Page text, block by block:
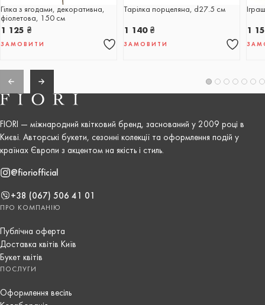
Гілка з ягодами, декоративна,
фіолетова, 150 см
1 125 ₴
ЗАМОВИТИ
Тарілка порцеляна, d27.5 см
1 140 ₴
ЗАМОВИТИ
1
FIORI — міжнародний квітковий бренд, заснований у 2009 році в
Києві. Авторські букети, сезонні колекції та оформлення подій у
країнах Європи з акцентом на якість і стиль.
@fioriofficial
+38 (067) 506 41 01
ПРО КОМПАНІЮ
Публічна оферта
Доставка квітів Київ
Букет квітів
ПОСЛУГИ
Оформлення весіль